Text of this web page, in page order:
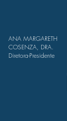
ANA MARGARETH
COSENZA, DRA.
Diretora-Presidente